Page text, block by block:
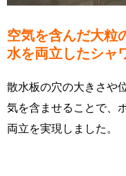
空気を含んだ大粒
水を両立したシャ
散水板の穴の大きさや
気を含ませることで、
両立を実現しました。